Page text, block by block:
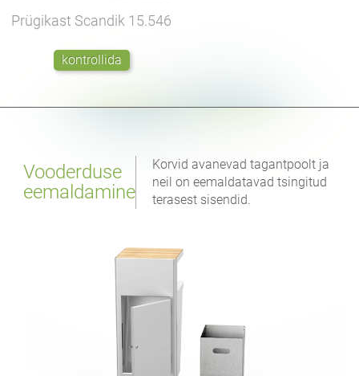
Prügikast Scandik 15.546
kontrollida
Vooderduse
eemaldamine
Korvid avanevad tagantpoolt ja
neil on eemaldatavad tsingitud
terasest sisendid.